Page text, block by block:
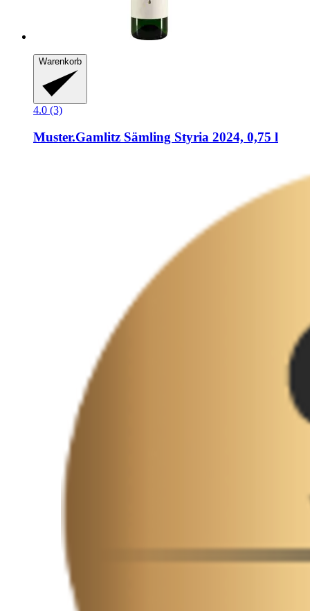
Warenkorb
4.0 (3)
Muster.Gamlitz Sämling Styria 2024, 0,75 l